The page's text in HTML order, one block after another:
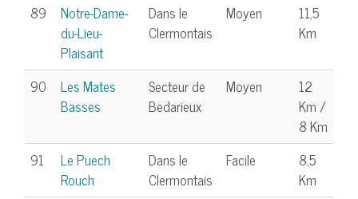
89
Notre-Dame-
du-Lieu-
Plaisant
Dans le
Clermontais
Moyen
11,5
Km
90
Les Mates
Basses
Secteur de
Bedarieux
Moyen
12
Km /
8 Km
91
Le Puech
Rouch
Dans le
Clermontais
Facile
8,5
Km